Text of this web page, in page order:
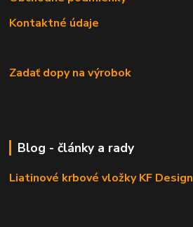
Kontaktné údaje
Zadať dopy na výrobok
Blog - články a rady
Liatinové krbové vložky KF Design